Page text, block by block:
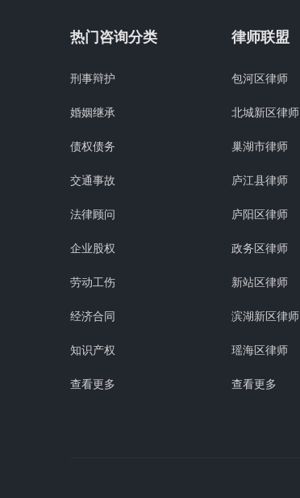
热门咨询分类
刑事辩护
婚姻继承
债权债务
交通事故
法律顾问
企业股权
劳动工伤
经济合同
知识产权
查看更多
律师联盟
包河区律师
北城新区律师
巢湖市律师
庐江县律师
庐阳区律师
政务区律师
新站区律师
滨湖新区律师
瑶海区律师
查看更多